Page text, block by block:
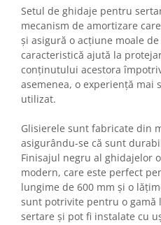
Imbracaminte femei
Imbracaminte si Incaltaminte
Incaltaminte barbati
Incaltaminte femei
Ochelari de soare
Ochelari de vedere
Birotica & Papetarie
Console, Jocuri & Accesorii
Ingrijire personala & Cosmetice
Accesorii aparate de ras
Accesorii aparate hair styling
Setul de ghidaje pentru
mecanism de amortizare
și asigură o acțiune moale
caracteristică ajută la
conținutului acestora
asemenea, o experiență mai
utilizat.
Glisierele sunt fabricate din
asigurându-se că sunt
Finisajul negru al ghidajelor
modern, care este perfect
lungime de 600 mm și o
sunt potrivite pentru o gamă
sertare și pot fi instalate cu